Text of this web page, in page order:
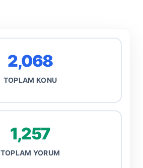
2,068
TOPLAM KONU
1,257
TOPLAM YORUM